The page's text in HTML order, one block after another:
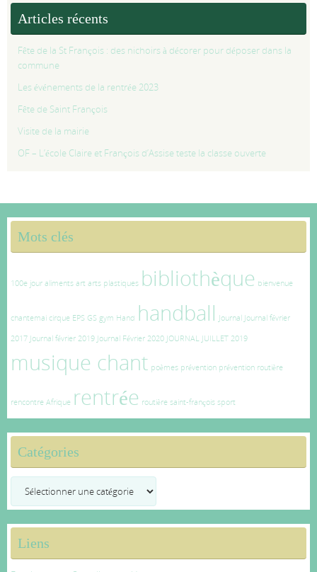
Articles récents
Fête de la St François : des nichoirs à décorer pour déposer dans la
commune
Les événements de la rentrée 2023
Fête de Saint François
Visite de la mairie
OF – L’école Claire et François d’Assise teste la classe ouverte
Mots clés
100e jour aliments art arts plastiques bibliothèque bienvenue
chantemai cirque EPS GS gym Hand handball Journal Journal février
2017 Journal février 2019 Journal Février 2020 JOURNAL JUILLET 2019
musique chant poèmes prévention prévention routière
rencontre Afrique rentrée routière saint-françois sport
Catégories
Liens